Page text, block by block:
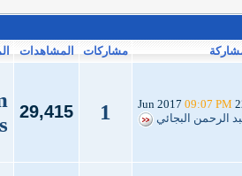
مشاركات المشاهدات
22
09:07 PM
الرحمن البجائي
1
29,415